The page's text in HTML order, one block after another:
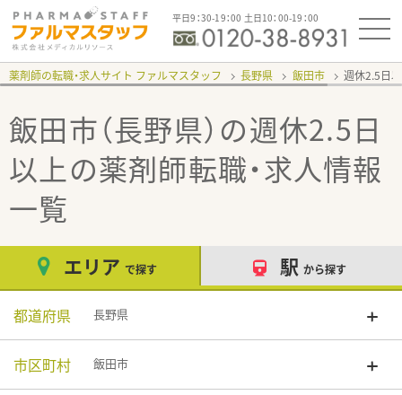
平日9：30-19：00 土日10：00-19：00
薬剤師の転職・求人サイト ファルマスタッフ 長野県 飯田市 週休2.5日
飯田市（長野県）の週休2.5日
以上の薬剤師転職・求人情報
一覧
エリア で探す 駅 から探す
都道府県 長野県
市区町村 飯田市